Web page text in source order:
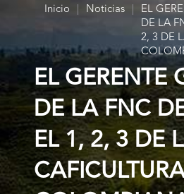
Inicio | Noticias | EL
DE LA
2, 3 DE
EL GERENTE
DE LA FNC
EL 1, 2, 3 DE